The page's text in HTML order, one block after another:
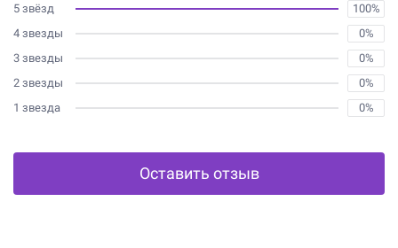
5 звёзд
100%
4 звезды
0%
3 звезды
0%
2 звезды
0%
1 звезда
0%
Оставить отзыв